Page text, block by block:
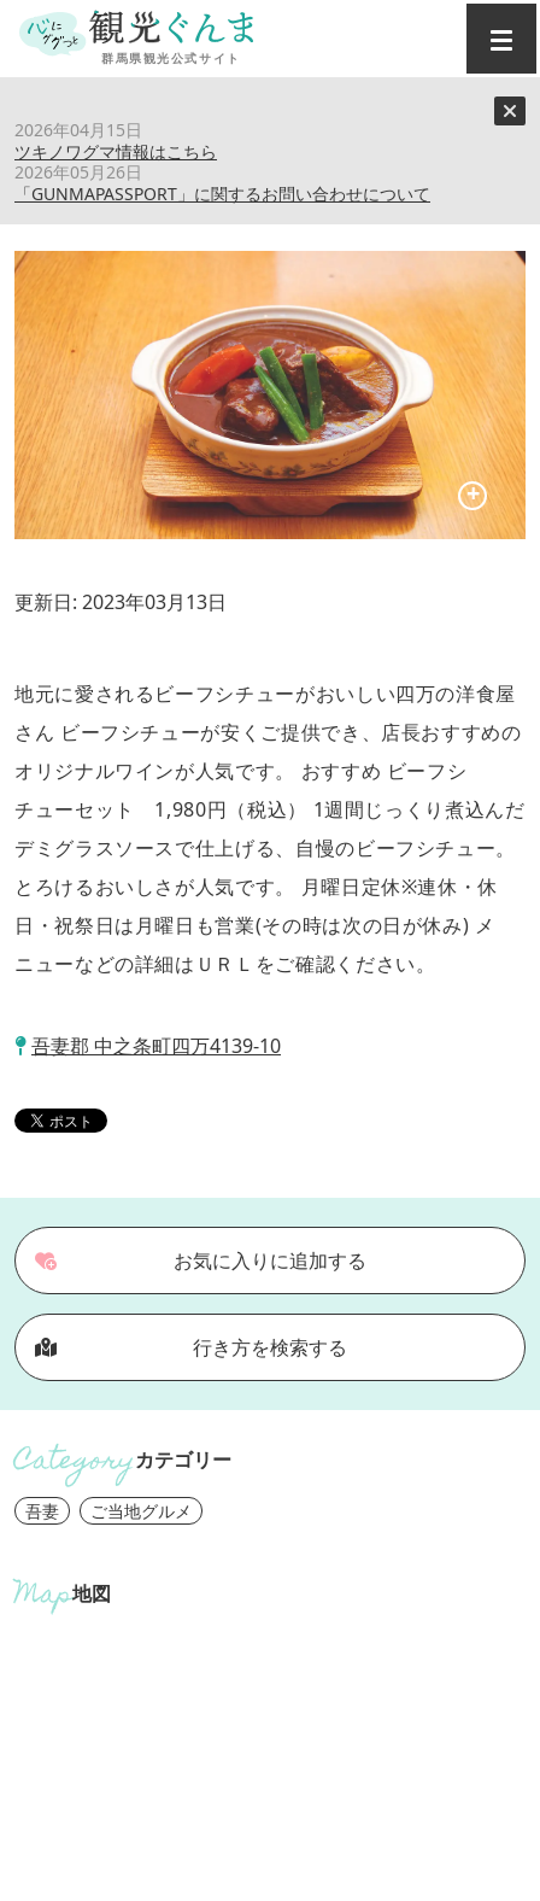
2026年04月15日
ツキノワグマ情報はこちら
2026年05月26日
「GUNMAPASSPORT」に関するお問い合わせについて
【四万温泉】カフェテラス摩耶
更新日: 2023年03月13日
地元に愛されるビーフシチューがおいしい四万の洋食屋
さん ビーフシチューが安くご提供でき、店長おすすめの
オリジナルワインが人気です。 おすすめ ビーフシ
チューセット 1,980円（税込） 1週間じっくり煮込んだ
デミグラスソースで仕上げる、自慢のビーフシチュー。
とろけるおいしさが人気です。 月曜日定休※連休・休
日・祝祭日は月曜日も営業(その時は次の日が休み) メ
ニューなどの詳細はＵＲＬをご確認ください。
吾妻郡 中之条町四万4139-10
お気に入りに追加する
行き方を検索する
カテゴリー
吾妻 ご当地グルメ
地図